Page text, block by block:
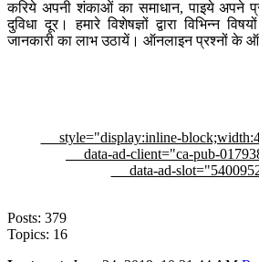
करिये अपनी शंकाओं का समाधान, पाइये अपने
दुविधा दूर। हमारे विशेषज्ञों द्वारा विभिन्न
जानकारी का लाभ उठायें। ऑनलाइन प्रश्नों के
style="display:inline-
data-ad-client="ca-pub-
data-ad-
Posts: 379
Topics: 16